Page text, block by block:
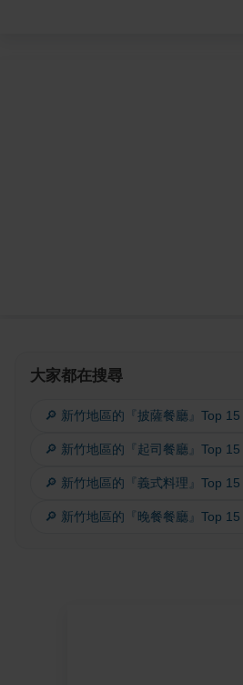
大家都在搜尋
🔎 新竹地區的『披薩餐廳』Top 15
🔎 新竹地區的『起司餐廳』Top 15
🔎 新竹地區的『義式料理』Top 15
🔎 新竹地區的『晚餐餐廳』Top 15